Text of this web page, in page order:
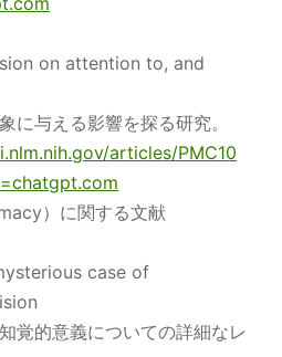
on attention to, and
に与える影響を探る研究。
articles/PMC10
）に関する文献
case of
覚的意義についての詳細なレ